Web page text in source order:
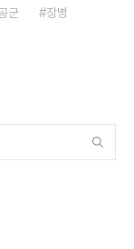
군 장병